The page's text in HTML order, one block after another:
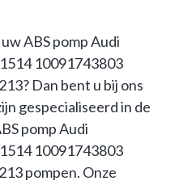
ABS pomp Audi
10091743803
Dan bent u bij ons
gespecialiseerd in de
pomp Audi
10091743803
pompen. Onze